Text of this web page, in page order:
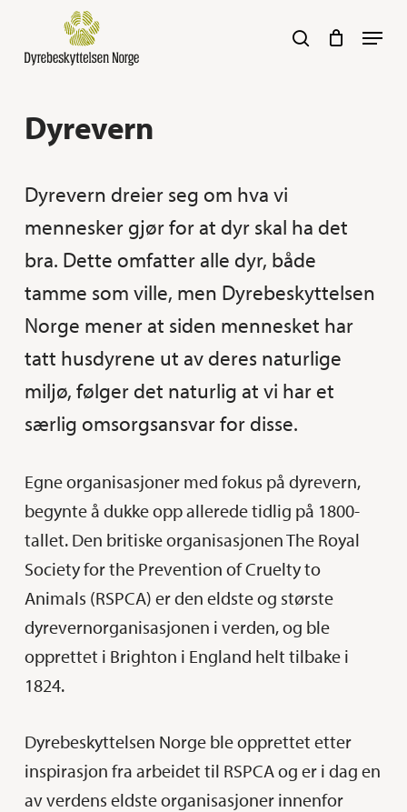
main
search
Dyrevern
Dyrevern dreier seg om hva vi
mennesker gjør for at dyr skal ha det
bra. Dette omfatter alle dyr, både
tamme som ville, men Dyrebeskyttelsen
Norge mener at siden mennesket har
tatt husdyrene ut av deres naturlige
miljø, følger det naturlig at vi har et
særlig omsorgsansvar for disse.
Egne organisasjoner med fokus på dyrevern,
begynte å dukke opp allerede tidlig på 1800-
tallet. Den britiske organisasjonen The Royal
Society for the Prevention of Cruelty to
Animals (RSPCA) er den eldste og største
dyrevernorganisasjonen i verden, og ble
opprettet i Brighton i England helt tilbake i
1824.
Dyrebeskyttelsen Norge ble opprettet etter
inspirasjon fra arbeidet til RSPCA og er i dag en
av verdens eldste organisasjoner innenfor